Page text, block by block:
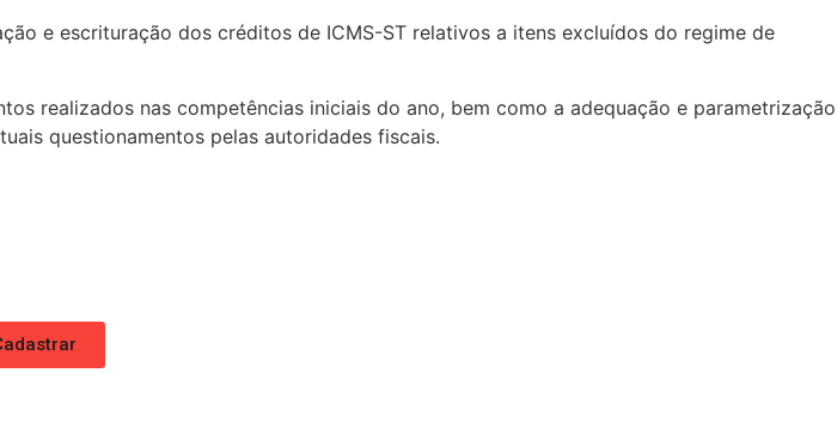
e escrituração dos créditos de ICMS-ST relativos a itens excluídos do regime de
realizados nas competências iniciais do ano, bem como a adequação e parametrização
questionamentos pelas autoridades fiscais.